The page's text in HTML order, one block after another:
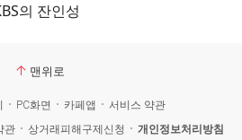
의 잔인성
맨위로
PC화면 카페앱
서비스 약관
관 상거래피해구제신청 개인정보처리방침